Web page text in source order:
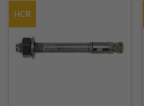
HCR